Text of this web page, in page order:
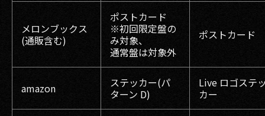
メロンブックス
(通販含む)
ポストカード
※初回限定盤の
み対象、
通常盤は対象外
ポストカード
amazon
ステッカー(パ
ターン D)
Live ロゴステ
カー